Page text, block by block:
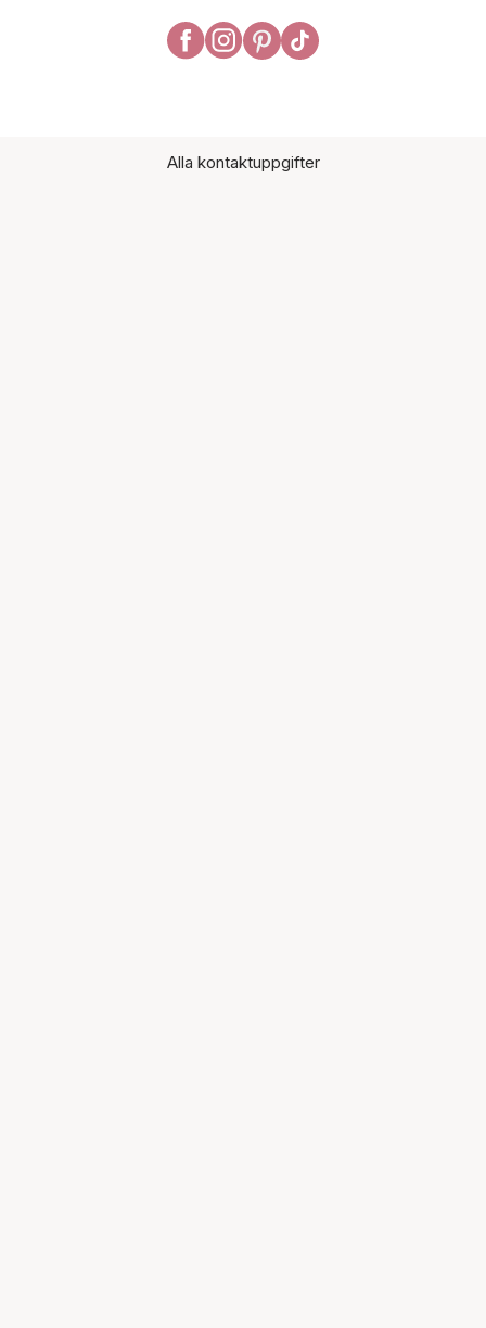
Alla kontaktuppgifter